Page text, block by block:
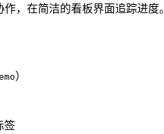
，在简洁的看板界面追踪进度。
）
签